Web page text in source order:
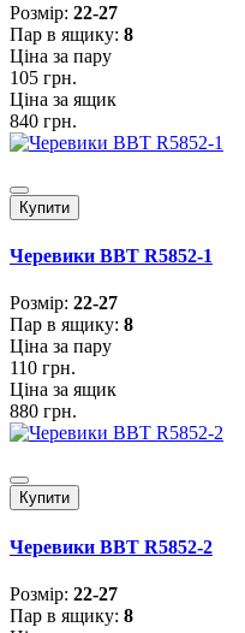
Розмiр: 22-27
Пар в ящику: 8
Ціна за пару
105 грн.
Ціна за ящик
840 грн.
Купити
Черевики BBT R5852-1
Розмiр: 22-27
Пар в ящику: 8
Ціна за пару
110 грн.
Ціна за ящик
880 грн.
Купити
Черевики BBT R5852-2
Розмiр: 22-27
Пар в ящику: 8